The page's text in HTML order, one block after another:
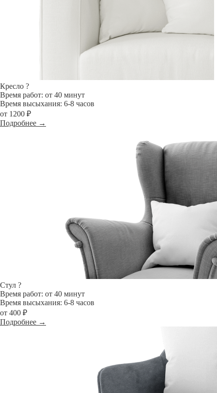
Кресло ?
Время работ: от 40 минут
Время высыхания: 6-8 часов
от 1200 ₽
Подробнее →
Стул ?
Время работ: от 40 минут
Время высыхания: 6-8 часов
от 400 ₽
Подробнее →